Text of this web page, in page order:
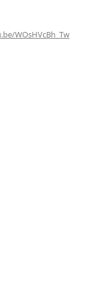
WOsHVcBh_Tw